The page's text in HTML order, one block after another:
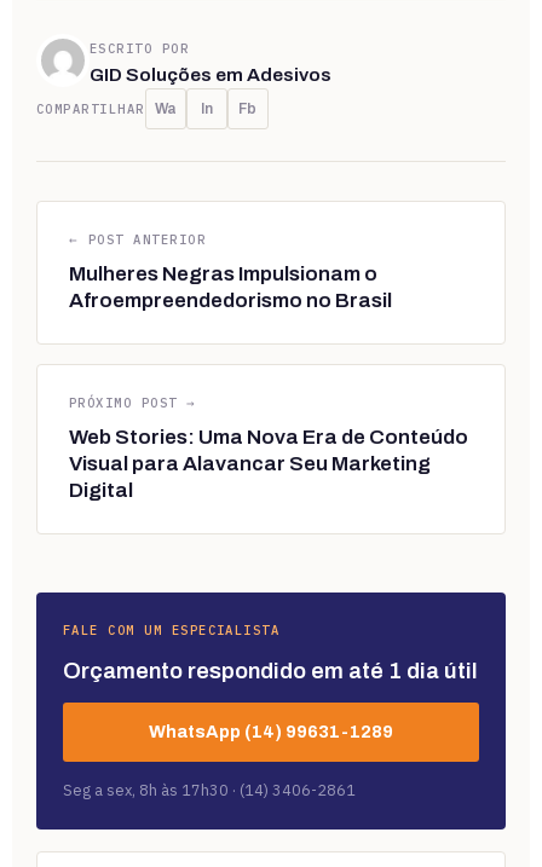
ESCRITO POR
GID Soluções em Adesivos
COMPARTILHAR Wa In Fb
← POST ANTERIOR
Mulheres Negras Impulsionam o
Afroempreendedorismo no Brasil
PRÓXIMO POST →
Web Stories: Uma Nova Era de Conteúdo
Visual para Alavancar Seu Marketing
Digital
FALE COM UM ESPECIALISTA
Orçamento respondido em até 1 dia útil
WhatsApp (14) 99631-1289
Seg a sex, 8h às 17h30 · (14) 3406-2861